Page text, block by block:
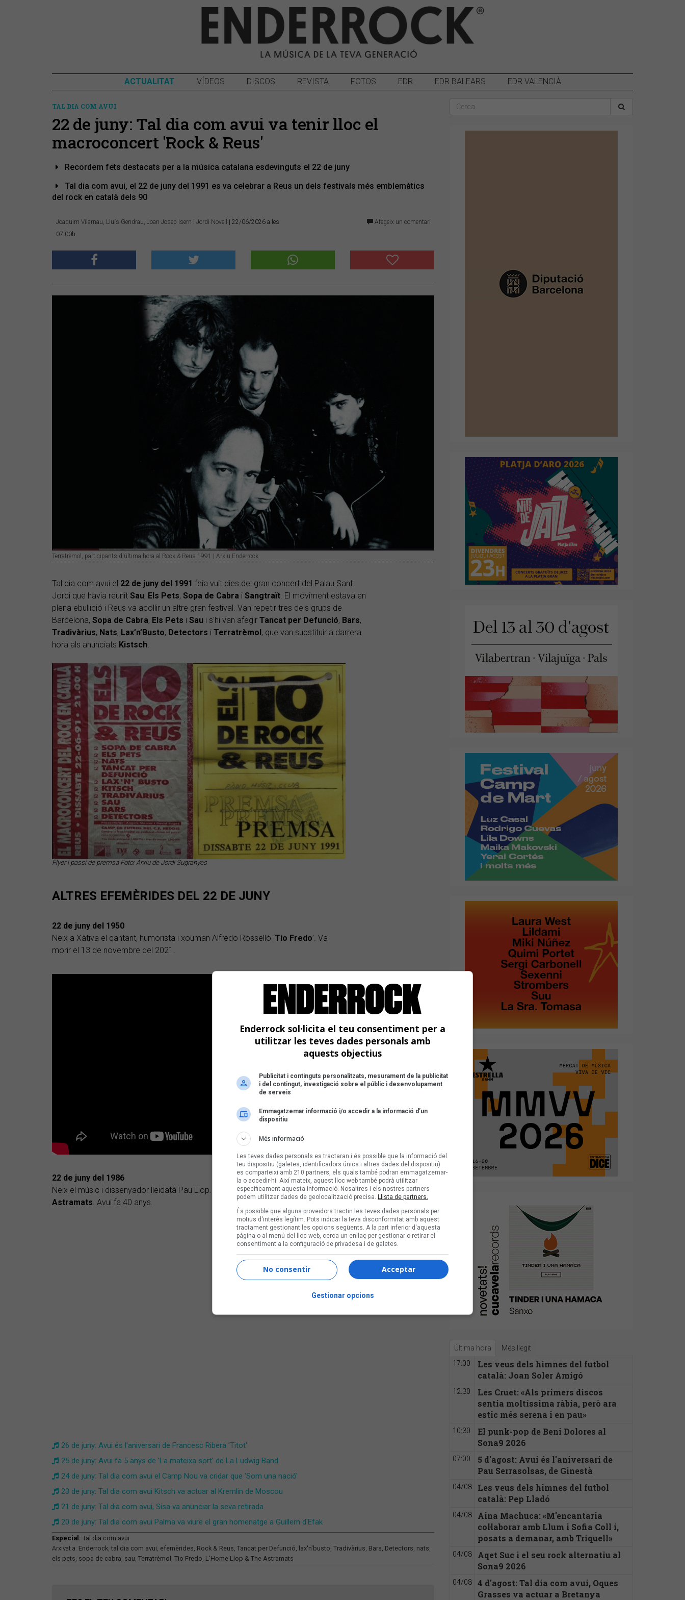
ACTUALITAT VÍDEOS DISCOS REVISTA FOTOS EDR EDR BALEARS EDR VALENCIÀ
TAL DIA COM AVUI
22 de juny: Tal dia com avui va tenir lloc el
macroconcert 'Rock & Reus'
Recordem fets destacats per a la música catalana esdevinguts el 22 de juny
Tal dia com avui, el 22 de juny del 1991 es va celebrar a Reus un dels festivals més emblemàtics
del rock en català dels 90
Joaquim Vilarnau, Lluís Gendrau, Joan Josep Isern i Jordi Novell
| 22/06/2026 a les
07:00h
Afegeix un comentari
Terratrèmol, participants d'última hora al Rock & Reus 1991 | Arxiu Enderrock
Tal dia com avui el 22 de juny del 1991 feia vuit dies del gran concert del Palau Sant
Jordi que havia reunit Sau, Els Pets, Sopa de Cabra i Sangtraït. El moviment estava en
plena ebullició i Reus va acollir un altre gran festival. Van repetir tres dels grups de
Barcelona, Sopa de Cabra, Els Pets i Sau i s'hi van afegir Tancat per Defunció, Bars,
Tradivàrius, Nats, Lax’n’Busto, Detectors i Terratrèmol, que van substituir a darrera
hora als anunciats Kistsch.
Flyer i passi de premsa Foto: Arxiu de Jordi Sugranyes
ALTRES EFEMÈRIDES DEL 22 DE JUNY
22 de juny del 1950
Neix a Xàtiva el cantant, humorista i xouman Alfredo Rosselló ‘Tio Fredo’. Va
morir el 13 de novembre del 2021.
22 de juny del 1986
Neix el músic i dissenyador lleidatà Pau Llop. LideraL'Home Llop i els
Astramats. Avui fa 40 anys.
26 de juny: Avui és l'aniversari de Francesc Ribera 'Titot'
25 de juny: Avui fa 5 anys de 'La mateixa sort' de La Ludwig Band
24 de juny: Tal dia com avui el Camp Nou va cridar que 'Som una nació'
23 de juny: Tal dia com avui Kitsch va actuar al Kremlin de Moscou
21 de juny: Tal dia com avui, Sisa va anunciar la seva retirada
20 de juny: Tal dia com avui Palma va viure el gran homenatge a Guillem d'Efak
Especial: Tal dia com avui
Arxivat a: Enderrock ,tal dia com avui efemèrides Rock & Reus Tancat per Defunció lax'n'busto Tradivàrius Bars Detectors nats
els pets sopa de cabra sau Terratrèmol Tio Fredo L'Home Llop & The Astramats
Última hora Més llegit
17:00
Les veus dels himnes del futbol
català: Joan Soler Amigó
12:30
Les Cruet: «Als primers discos
sentia moltíssima ràbia, però ara
estic més serena i en pau»
10:30
El punk-pop de Beni Dolores al
Sona9 2026
07:00
5 d'agost: Avui és l'aniversari de
Pau Serrasolsas, de Ginestà
04/08
Les veus dels himnes del futbol
català: Pep Lladó
04/08
Aina Machuca: «M'encantaria
col·laborar amb Llum i Sofia Coll i,
posats a demanar, amb Triquell»
04/08
Aqet Suc i el seu rock alternatiu al
Sona9 2026
04/08
4 d'agost: Tal dia com avui, Oques
Grasses va actuar a Bretanya
Enderrock sol·licita el teu consentiment per a
utilitzar les teves dades personals amb
aquests objectius
Publicitat i continguts personalitzats, mesurament de la publicitat
i del contingut, investigació sobre el públic i desenvolupament
de serveis
Emmagatzemar informació i/o accedir a la informació d’un
dispositiu
Més informació
Les teves dades personals es tractaran i és possible que la informació del
teu dispositiu (galetes, identificadors únics i altres dades del dispositiu)
es comparteixi amb 210 partners, els quals també podran emmagatzemar-
la o accedir-hi. Així mateix, aquest lloc web també podrà utilitzar
específicament aquesta informació. Nosaltres i els nostres partners
podem utilitzar dades de geolocalització precisa. Llista de partners.
És possible que alguns proveïdors tractin les teves dades personals per
motius d'interès legítim. Pots indicar la teva disconformitat amb aquest
tractament gestionant les opcions següents. A la part inferior d'aquesta
pàgina o al menú del lloc web, cerca un enllaç per gestionar o retirar el
consentiment a la configuració de privadesa i de galetes.
Acceptar
No consentir
Gestionar opcions